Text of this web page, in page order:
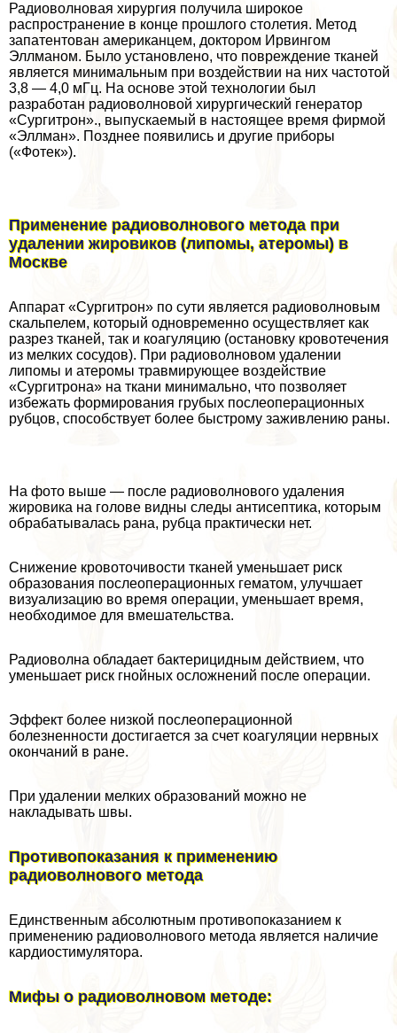
Радиоволновая хирургия получила широкое
распространение в конце прошлого столетия. Метод
запатентован американцем, доктором Ирвингом
Эллманом. Было установлено, что повреждение тканей
является минимальным при воздействии на них частотой
3,8 — 4,0 мГц. На основе этой технологии был
разработан радиоволновой хирургический генератор
«Сургитрон»., выпускаемый в настоящее время фирмой
«Эллман». Позднее появились и другие приборы
(«Фотек»).
Применение радиоволнового метода при
удалении жировиков (липомы, атеромы) в
Москве
Аппарат «Сургитрон» по сути является радиоволновым
скальпелем, который одновременно осуществляет как
разрез тканей, так и коагуляцию (остановку кровотечения
из мелких сосудов). При радиоволновом удалении
липомы и атеромы травмирующее воздействие
«Сургитрона» на ткани минимально, что позволяет
избежать формирования грубых послеоперационных
рубцов, способствует более быстрому заживлению раны.
На фото выше — после радиоволнового удаления
жировика на голове видны следы антисептика, которым
обpaбатывалась рана, рубца пpaктически нет.
Снижение кровоточивости тканей уменьшает риск
образования послеоперационных гематом, улучшает
визуализацию во время операции, уменьшает время,
необходимое для вмешательства.
Радиоволна обладает бактерицидным действием, что
уменьшает риск гнойных осложнений после операции.
Эффект более низкой послеоперационной
болезненности достигается за счет коагуляции нервных
окончаний в ране.
При удалении мелких образований можно не
накладывать швы.
Противопоказания к применению
радиоволнового метода
Единственным абсолютным противопоказанием к
применению радиоволнового метода является наличие
кардиостимулятора.
Мифы о радиоволновом методе: